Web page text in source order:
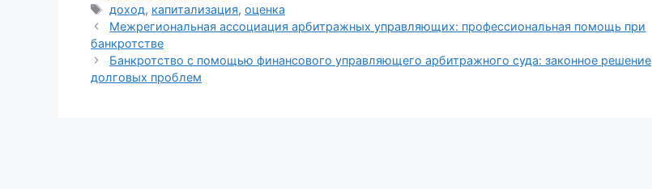
Метки
доход, капитализация,оценка
Межрегиональная ассоциация арбитражных управляющих: профессиональная помощь при
банкротстве
Банкротство с помощью финансового управляющего арбитражного суда: законное решение
долговых проблем